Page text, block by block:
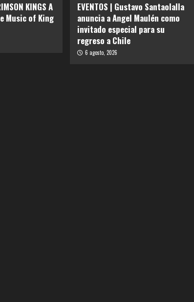
KINGS A
Music of King
EVENTOS | Gustavo Santaolalla
anuncia a Angel Maulén como
invitado especial para su
regreso a Chile
6 agosto, 2026